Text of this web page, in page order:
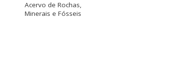
Acervo de Rochas,
Minerais e Fósseis